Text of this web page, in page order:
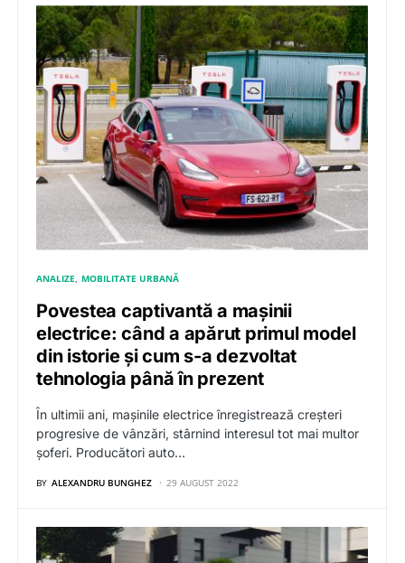
ANALIZE MOBILITATE URBANĂ
Povestea captivantă a mașinii
electrice: când a apărut primul model
din istorie și cum s-a dezvoltat
tehnologia până în prezent
În ultimii ani, mașinile electrice înregistrează creșteri
progresive de vânzări, stârnind interesul tot mai multor
șoferi. Producători auto…
BY ALEXANDRU BUNGHEZ 29 AUGUST 2022